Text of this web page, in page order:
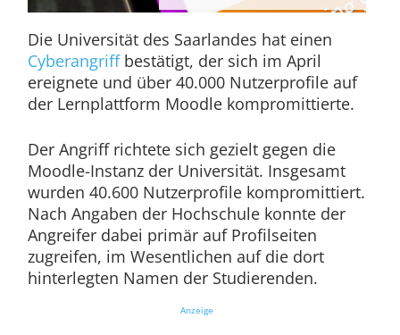
Die Universität des Saarlandes hat einen
Cyberangriffbestätigt, der sich im April
ereignete und über 40.000 Nutzerprofile auf
der Lernplattform Moodle kompromittierte.
Der Angriff richtete sich gezielt gegen die
Moodle-Instanz der Universität. Insgesamt
wurden 40.600 Nutzerprofile kompromittiert.
Nach Angaben der Hochschule konnte der
Angreifer dabei primär auf Profilseiten
zugreifen, im Wesentlichen auf die dort
hinterlegten Namen der Studierenden.
Anzeige